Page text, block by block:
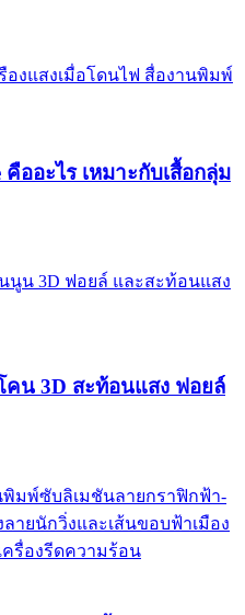
ออะไร เหมาะกับเสื้อกลุ่ม
คน 3D สะท้อนแสง ฟอยล์